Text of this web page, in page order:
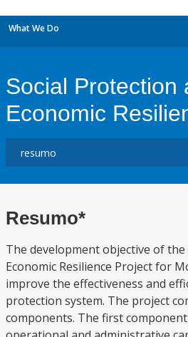
What We Do
Social Protection
Economic
Resumo*
The development objective of
Economic Resilience Project for
improve the effectiveness and
protection system. The project
components. The first